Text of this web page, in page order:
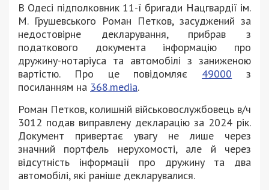
В Одесі підполковник 11-ї бригади Нацгвардії ім.
М. Грушевського Роман Петков, засуджений за
недостовірне декларування, прибрав з
податкового документа інформацію про
дружину-нотаріуса та автомобілі з заниженою
вартістю. Про це повідомляє 49000 з
посиланням на 368.media.
Роман Петков, колишній військовослужбовець в/ч
3012 подав виправлену декларацію за 2024 рік.
Документ привертає увагу не лише через
значний портфель нерухомості, але й через
відсутність інформації про дружину та два
автомобілі, які раніше декларувалися.